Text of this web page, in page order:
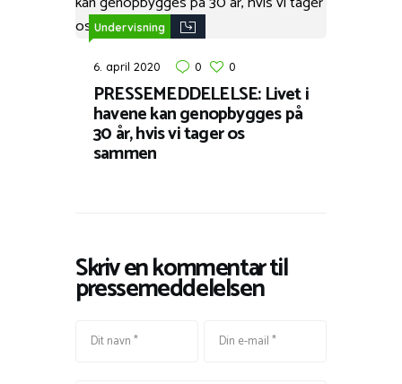
Undervisning
6. april 2020 0 0
PRESSEMEDDELELSE: Livet i
havene kan genopbygges på
30 år, hvis vi tager os
sammen
Skriv en kommentar til
pressemeddelelsen